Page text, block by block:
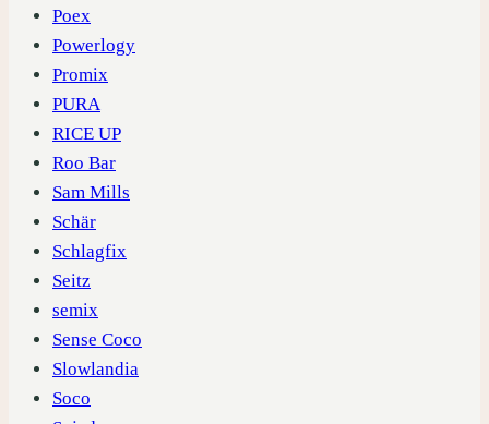
Poex
Powerlogy
Promix
PURA
RICE UP
Roo Bar
Sam Mills
Schär
Schlagfix
Seitz
semix
Sense Coco
Slowlandia
Soco